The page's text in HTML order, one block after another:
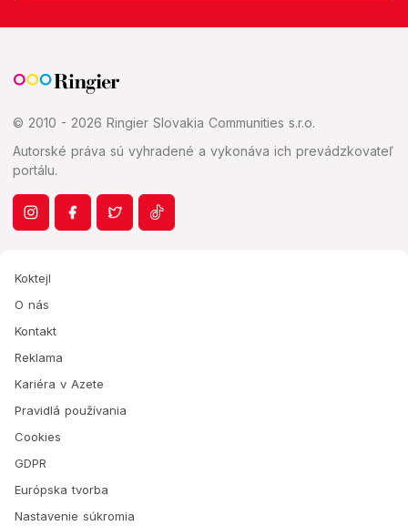
© 2010 - 2026 Ringier Slovakia Communities s.r.o.
Autorské práva sú vyhradené a vykonáva ich prevádzkovateľ
portálu.
Koktejl
O nás
Kontakt
Reklama
Kariéra v Azete
Pravidlá používania
Cookies
GDPR
Európska tvorba
Nastavenie súkromia